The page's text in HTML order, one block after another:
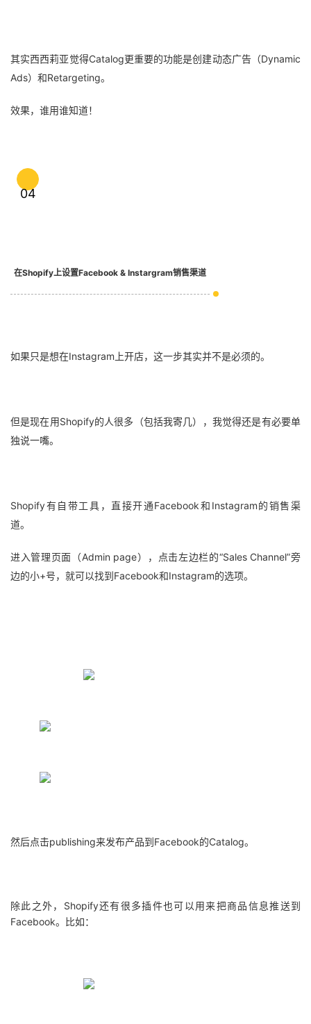
其实西西莉亚觉得Catalog更重要的功能是创建动态广告（Dynamic
Ads）和Retargeting。
效果，谁用谁知道！
04
在Shopify上设置Facebook & Instargram销售渠道
如果只是想在Instagram上开店，这一步其实并不是必须的。
但是现在用Shopify的人很多（包括我寄几），我觉得还是有必要单
独说一嘴。
Shopify有自带工具，直接开通Facebook和Instagram的销售渠
道。
进入管理页面（Admin page），点击左边栏的“Sales Channel”旁
边的小+号，就可以找到Facebook和Instagram的选项。
然后点击publishing来发布产品到Facebook的Catalog。
除此之外，Shopify还有很多插件也可以用来把商品信息推送到
Facebook。比如：